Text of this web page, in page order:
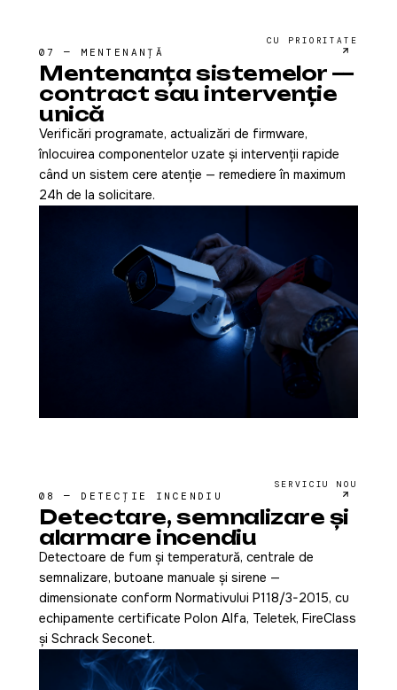
CU PRIORITATE
07 — MENTENANȚĂ
Mentenanța sistemelor —
contract sau intervenție
unică
Verificări programate, actualizări de firmware,
înlocuirea componentelor uzate și intervenții rapide
când un sistem cere atenție — remediere în maximum
24h de la solicitare.
SERVICIU NOU
08 — DETECȚIE INCENDIU
Detectare, semnalizare și
alarmare incendiu
Detectoare de fum și temperatură, centrale de
semnalizare, butoane manuale și sirene —
dimensionate conform Normativului P118/3-2015, cu
echipamente certificate Polon Alfa, Teletek, FireClass
și Schrack Seconet.